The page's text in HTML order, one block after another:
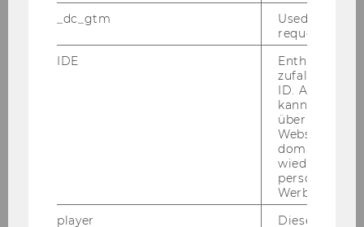
tra­gen­den post doc (Se­ni­or Lec­tu­rer)
(An­ge­
stell­te/r gemäß Kol­lek­tiv­ver­trag für die Ar­beit­
neh­mer/innen der Uni­ver­si­tä­ten, mo­nat­li­ches
Ent­gelt: 1.690.85 € brut­to) zu be­set­zen.
Über­nah­me von Lehr­auf­trä­gen im Um­fang von
min­des­tens 6 Stun­den pro Se­mes­ter im Rah­
men des Lehr­ver­an­stal­tungs­port­fo­li­os des In­
Be­treu­ung von Bachelor-​ und Mas­ter­ar­bei­ten
Mit­ar­beit in der fach­di­dak­ti­schen Ent­wick­
_dc_gtm
Used to
request rate.
IDE
Enthält eine
ID. Anhand
kann Google
über
Websites
Werbung
player
Dieses Cookie